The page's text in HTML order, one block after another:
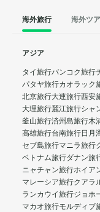
海外旅行 海外ツ
アジア
タイ旅行バンコク旅行
パタヤ旅行カオラック
北京旅行大連旅行西安
大理旅行麗江旅行シャ
釜山旅行済州島旅行木
高雄旅行台南旅行日月
セブ島旅行マニラ旅行
ベトナム旅行ダナン旅
ニャチャン旅行ホイア
マレーシア旅行クアラ
ランカウイ旅行ジョホ
マカオ旅行モルディブ